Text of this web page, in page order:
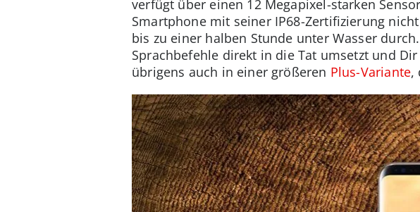
verfügt über einen 12 Megapixel-starken
Smartphone mit seiner IP68-Zertifizierung
bis zu einer halben Stunde unter Wasser
Sprachbefehle direkt in die Tat umsetzt und
übrigens auch in einer größeren Plus-Variante,